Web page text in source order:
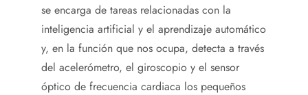
se encarga de tareas relacionadas con la
inteligencia artificial y el aprendizaje automático
y, en la función que nos ocupa, detecta a través
del acelerómetro, el giroscopio y el sensor
óptico de frecuencia cardiaca los pequeños